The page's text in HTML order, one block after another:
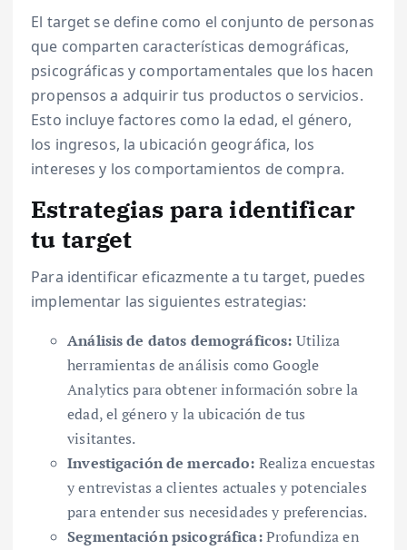
El target se define como el conjunto de personas
que comparten características demográficas,
psicográficas y comportamentales que los hacen
propensos a adquirir tus productos o servicios.
Esto incluye factores como la edad, el género,
los ingresos, la ubicación geográfica, los
intereses y los comportamientos de compra.
Estrategias para identificar
tu target
Para identificar eficazmente a tu target, puedes
implementar las siguientes estrategias:
Análisis de datos demográficos: Utiliza
herramientas de análisis como Google
Analytics para obtener información sobre la
edad, el género y la ubicación de tus
visitantes.
Investigación de mercado: Realiza encuestas
y entrevistas a clientes actuales y potenciales
para entender sus necesidades y preferencias.
Segmentación psicográfica:Profundiza en